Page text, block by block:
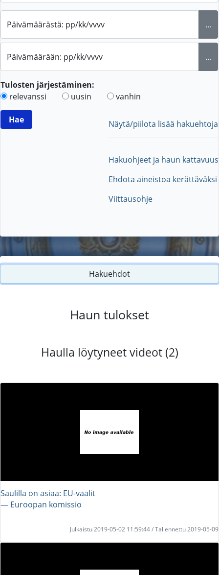
Päivämäärästä: pp/kk/vvvv ...
Päivämäärään: pp/kk/vvvv ...
Tulosten järjestäminen:
relevanssi
uusin vanhin
Näytä/piilota lisää hakuehtoja
Hakuohjeet ja haun kattavuus
Ehdota aineistoa kerättäväksi
Viittausohje
Hakuehdot
Haun tulokset
Haulla löytyneet videot (2)
Saulilla on asiaa: EU-vaalit
― Euroopan komissio
Julkaistu 2019-05-02 11:59:44 / Tallennettu 2019-05-09